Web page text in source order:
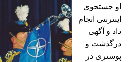
او جستجوی
اینترنتی انجام
داد و آگهی
درگذشت و
پوستری در